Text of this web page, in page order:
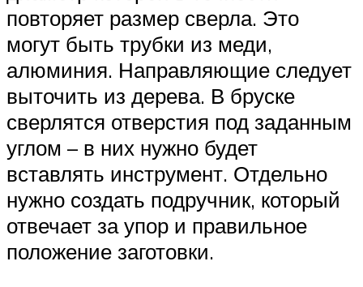
повторяет размер сверла. Это
могут быть трубки из меди,
алюминия. Направляющие следует
выточить из дерева. В бруске
сверлятся отверстия под заданным
углом – в них нужно будет
вставлять инструмент. Отдельно
нужно создать подручник, который
отвечает за упор и правильное
положение заготовки.